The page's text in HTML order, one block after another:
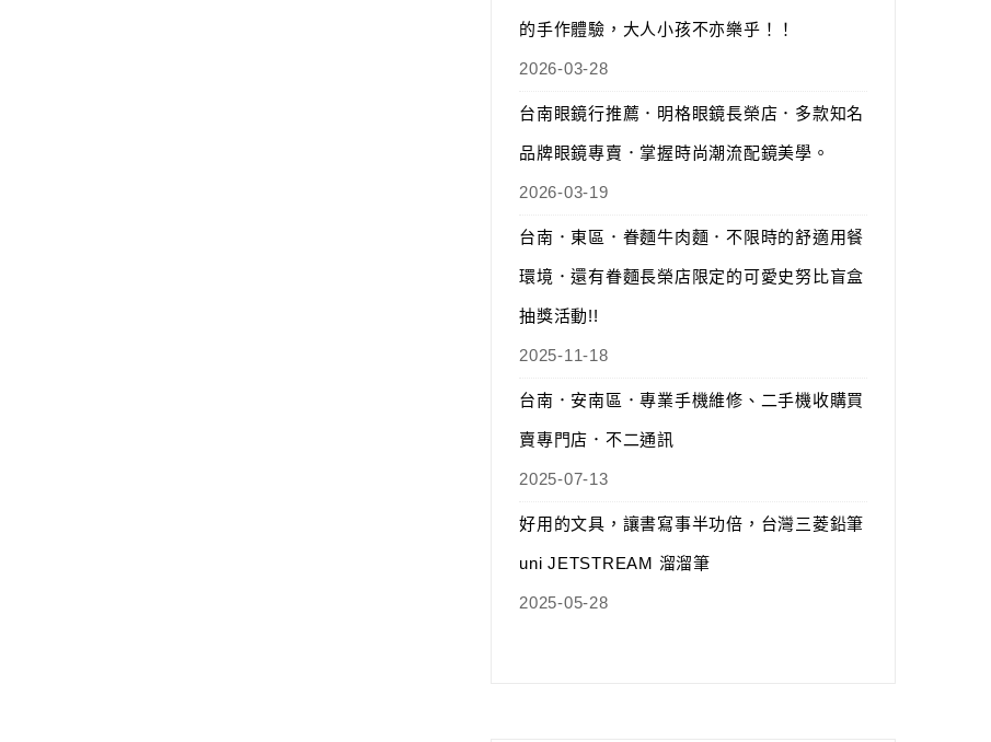
的手作體驗，大人小孩不亦樂乎！！
2026-03-28
台南眼鏡行推薦．明格眼鏡長榮店．多款知名
品牌眼鏡專賣．掌握時尚潮流配鏡美學。
2026-03-19
台南．東區．眷麵牛肉麵．不限時的舒適用餐
環境．還有眷麵長榮店限定的可愛史努比盲盒
抽獎活動!!
2025-11-18
台南．安南區．專業手機維修、二手機收購買
賣專門店．不二通訊
2025-07-13
好用的文具，讓書寫事半功倍，台灣三菱鉛筆
uni JETSTREAM 溜溜筆
2025-05-28